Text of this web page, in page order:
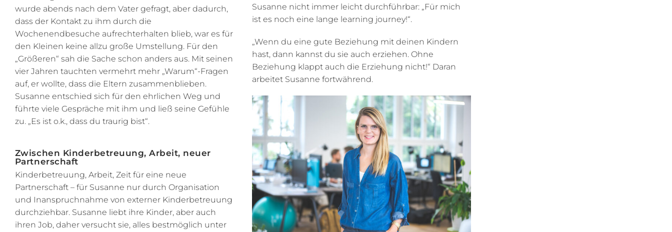
wurde abends nach dem Vater gefragt, aber dadurch,
dass der Kontakt zu ihm durch die
Wochenendbesuche aufrechterhalten blieb, war es für
den Kleinen keine allzu große Umstellung. Für den
„Größeren“ sah die Sache schon anders aus. Mit seinen
vier Jahren tauchten vermehrt mehr „Warum“-Fragen
auf, er wollte, dass die Eltern zusammenblieben.
Susanne entschied sich für den ehrlichen Weg und
führte viele Gespräche mit ihm und ließ seine Gefühle
zu. „Es ist o.k., dass du traurig bist“.
Zwischen Kinderbetreuung, Arbeit, neuer
Partnerschaft
Kinderbetreuung, Arbeit, Zeit für eine neue
Partnerschaft – für Susanne nur durch Organisation
und Inanspruchnahme von externer Kinderbetreuung
durchziehbar. Susanne liebt ihre Kinder, aber auch
ihren Job, daher versucht sie, alles bestmöglich unter
Susanne nicht immer leicht durchführbar: „Für mich
ist es noch eine lange learning journey!“.
„Wenn du eine gute Beziehung mit deinen Kindern
hast, dann kannst du sie auch erziehen. Ohne
Beziehung klappt auch die Erziehung nicht!“ Daran
arbeitet Susanne fortwährend.